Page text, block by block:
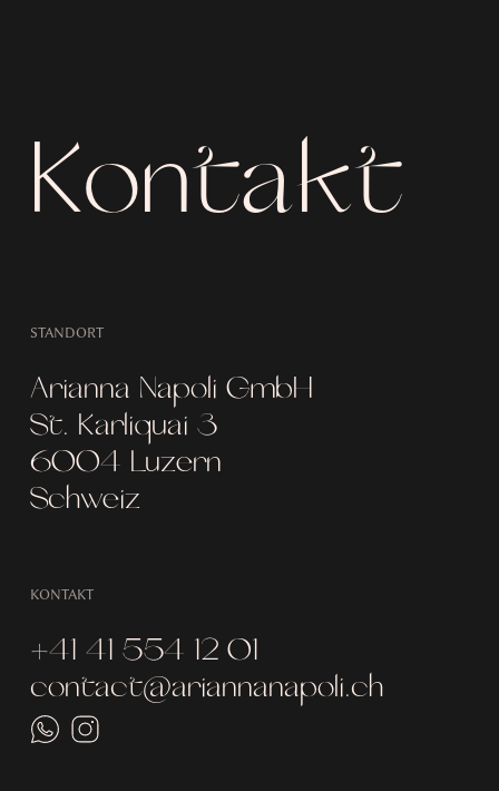
Kontakt
STANDORT
Arianna Napoli GmbH
St. Karliquai 3
6004 Luzern
Schweiz
KONTAKT
+41 41 554 12 01
contact@ariannanapoli.ch